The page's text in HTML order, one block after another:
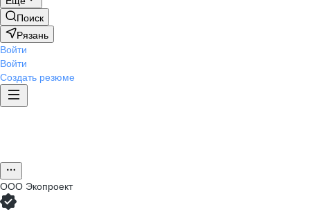
Поиск
Рязань
Войти
Войти
Создать резюме
ООО Экопроект